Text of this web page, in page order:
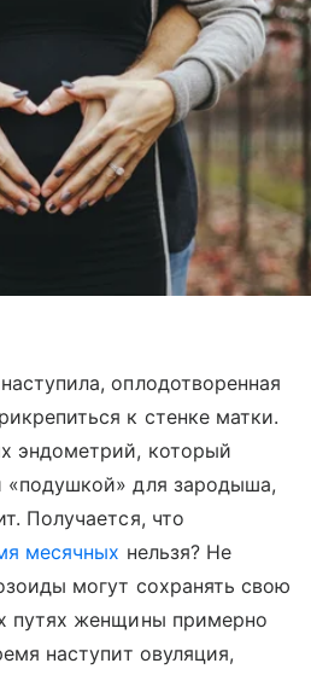
оплодотворенная
к стенке матки.
эндометрий, который
«подушкой» для зародыша,
Получается, что
месячных нельзя? Не
могут сохранять свою
путях женщины примерно
наступит овуляция,